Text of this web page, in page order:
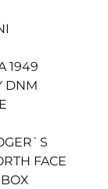
1949
DNM
FACE